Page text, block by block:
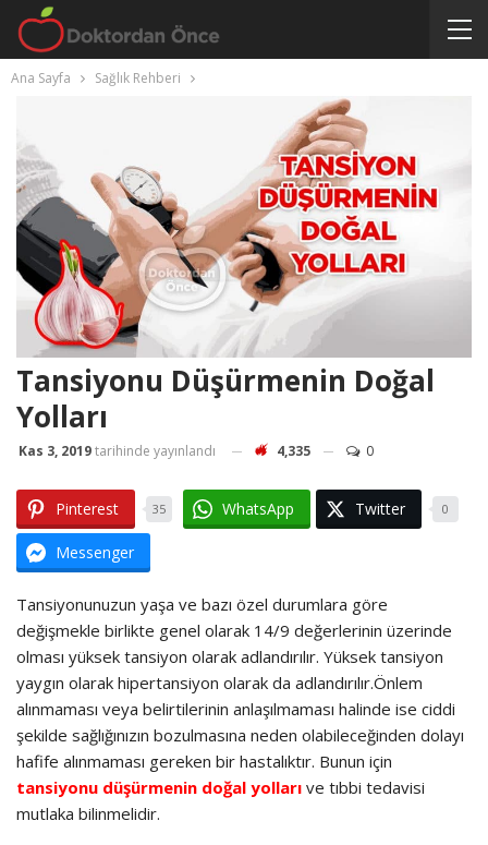
Ana Sayfa Sağlık Rehberi
Tansiyonu Düşürmenin Doğal
Yolları
Kas 3, 2019tarihinde yayınlandı 4,335 0
Pinterest 35 WhatsApp Twitter 0
Messenger
Tansiyonunuzun yaşa ve bazı özel durumlara göre
değişmekle birlikte genel olarak 14/9 değerlerinin üzerinde
olması yüksek tansiyon olarak adlandırılır. Yüksek tansiyon
yaygın olarak hipertansiyon olarak da adlandırılır.Önlem
alınmaması veya belirtilerinin anlaşılmaması halinde ise ciddi
şekilde sağlığınızın bozulmasına neden olabileceğinden dolayı
hafife alınmaması gereken bir hastalıktır. Bunun için
tansiyonu düşürmenin doğal yolları ve tıbbi tedavisi
mutlaka bilinmelidir.